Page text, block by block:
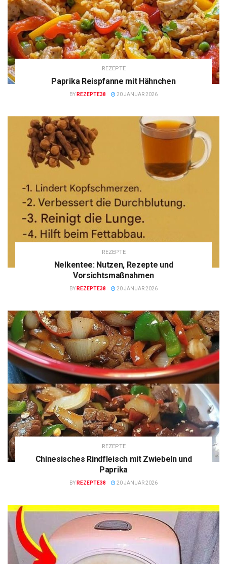
REZEPTE
Paprika Reispfanne mit Hähnchen
BY REZEPTE38 20 JANUAR 2026
REZEPTE
Nelkentee: Nutzen, Rezepte und
Vorsichtsmaßnahmen
BY REZEPTE38 20 JANUAR 2026
REZEPTE
Chinesisches Rindfleisch mit Zwiebeln und
Paprika
BY REZEPTE38 20 JANUAR 2026